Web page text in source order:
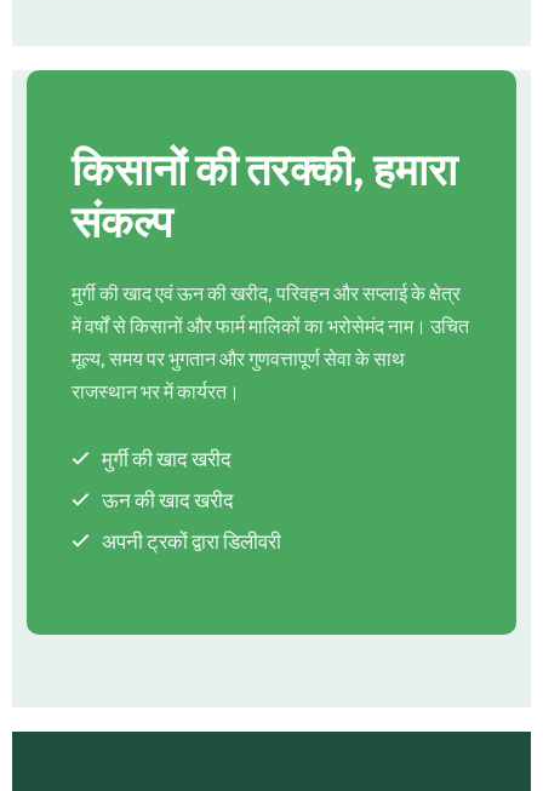
किसानों की तरक्की, हमारा
संकल्प
मुर्गी की खाद एवं ऊन की खरीद, परिवहन और सप्लाई के क्षेत्र
में वर्षों से किसानों और फार्म मालिकों का भरोसेमंद नाम। उचित
मूल्य, समय पर भुगतान और गुणवत्तापूर्ण सेवा के साथ
राजस्थान भर में कार्यरत।
मुर्गी की खाद खरीद
ऊन की खाद खरीद
अपनी ट्रकों द्वारा डिलीवरी